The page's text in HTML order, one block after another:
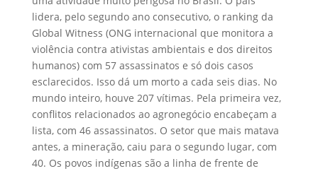
lidera, pelo segundo ano consecutivo, o ranking da
Global Witness (ONG internacional que monitora a
violência contra ativistas ambientais e dos direitos
humanos) com 57 assassinatos e só dois casos
esclarecidos. Isso dá um morto a cada seis dias. No
mundo inteiro, houve 207 vítimas. Pela primeira vez,
conflitos relacionados ao agronegócio encabeçam a
lista, com 46 assassinatos. O setor que mais matava
antes, a mineração, caiu para o segundo lugar, com
40. Os povos indígenas são a linha de frente de